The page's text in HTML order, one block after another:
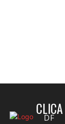
CLICA
DF